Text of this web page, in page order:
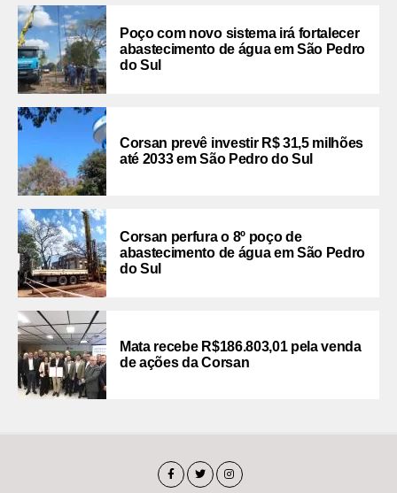
Poço com novo sistema irá fortalecer
abastecimento de água em São Pedro
do Sul
Corsan prevê investir R$ 31,5 milhões
até 2033 em São Pedro do Sul
Corsan perfura o 8º poço de
abastecimento de água em São Pedro
do Sul
Mata recebe R$186.803,01 pela venda
de ações da Corsan